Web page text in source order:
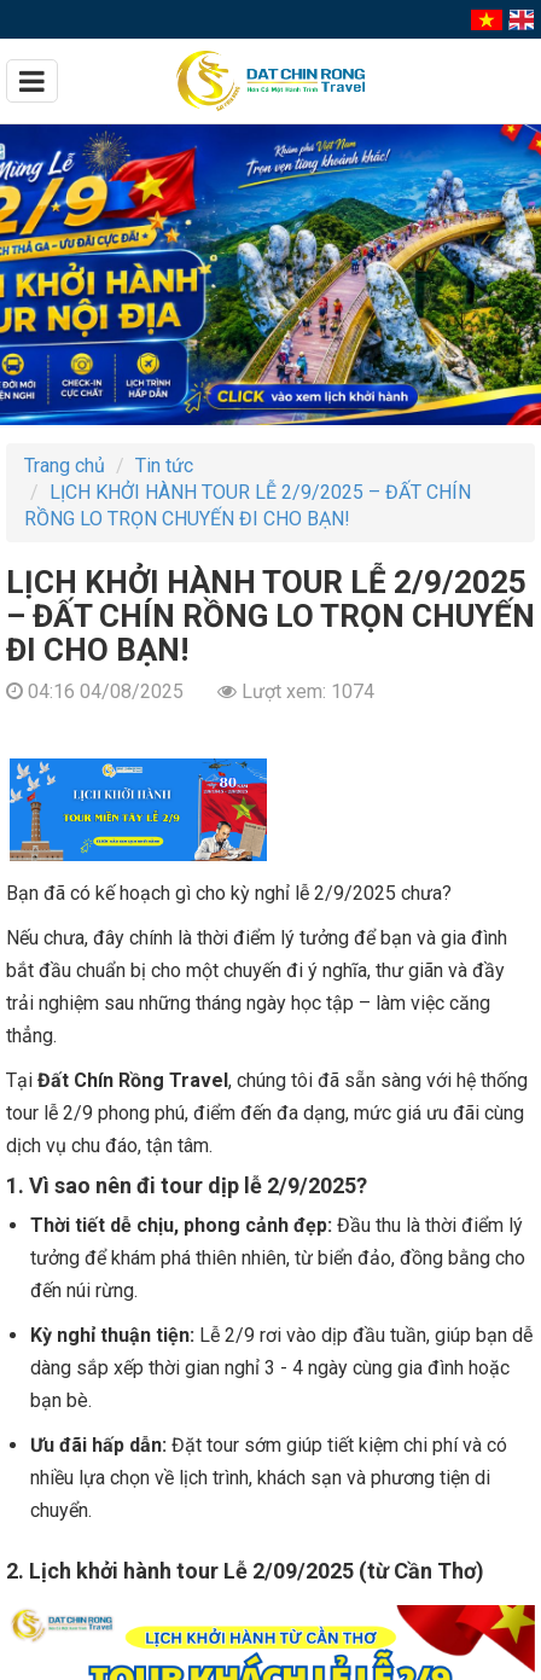
Trang chủ
Tin tức
LỊCH KHỞI HÀNH TOUR LỄ 2/9/2025 – ĐẤT CHÍN
RỒNG LO TRỌN CHUYẾN ĐI CHO BẠN!
LỊCH KHỞI HÀNH TOUR LỄ 2/9/2025
– ĐẤT CHÍN RỒNG LO TRỌN CHUYẾN
ĐI CHO BẠN!
04:16 04/08/2025 Lượt xem: 1074
Bạn đã có kế hoạch gì cho kỳ nghỉ lễ 2/9/2025 chưa?
Nếu chưa, đây chính là thời điểm lý tưởng để bạn và gia đình
bắt đầu chuẩn bị cho một chuyến đi ý nghĩa, thư giãn và đầy
trải nghiệm sau những tháng ngày học tập – làm việc căng
thẳng.
Tại Đất Chín Rồng Travel, chúng tôi đã sẵn sàng với hệ thống
tour lễ 2/9 phong phú, điểm đến đa dạng, mức giá ưu đãi cùng
dịch vụ chu đáo, tận tâm.
1. Vì sao nên đi tour dịp lễ 2/9/2025?
Thời tiết dễ chịu, phong cảnh đẹp: Đầu thu là thời điểm lý
tưởng để khám phá thiên nhiên, từ biển đảo, đồng bằng cho
đến núi rừng.
Kỳ nghỉ thuận tiện: Lễ 2/9 rơi vào dịp đầu tuần, giúp bạn dễ
dàng sắp xếp thời gian nghỉ 3 - 4 ngày cùng gia đình hoặc
bạn bè.
Ưu đãi hấp dẫn: Đặt tour sớm giúp tiết kiệm chi phí và có
nhiều lựa chọn về lịch trình, khách sạn và phương tiện di
chuyển.
2. Lịch khởi hành tour Lễ 2/09/2025 (từ Cần Thơ)